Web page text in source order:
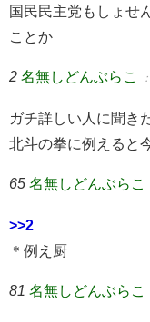
国民民主党もしょせ
ことか
2 名無しどんぶらこ
ガチ詳しい人に聞き
北斗の拳に例えると
65 名無しどんぶらこ
>>2
＊例え厨
81 名無しどんぶらこ